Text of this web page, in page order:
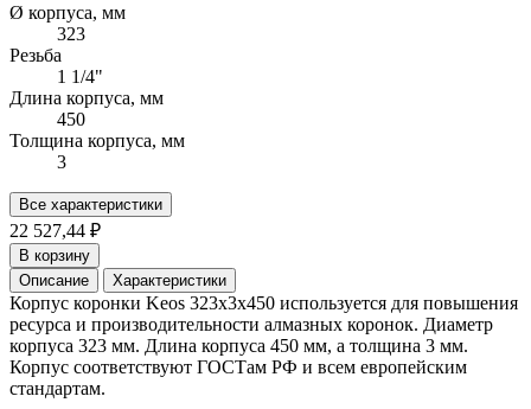
Ø корпуса, мм
323
Резьба
1 1/4"
Длина корпуса, мм
450
Толщина корпуса, мм
3
Все характеристики
22 527,44 ₽
В корзину
Описание
Характеристики
Корпус коронки Keos 323x3x450 используется для повышения
ресурса и производительности алмазных коронок. Диаметр
корпуса 323 мм. Длина корпуса 450 мм, а толщина 3 мм.
Корпус соответствуют ГОСТам РФ и всем европейским
стандартам.